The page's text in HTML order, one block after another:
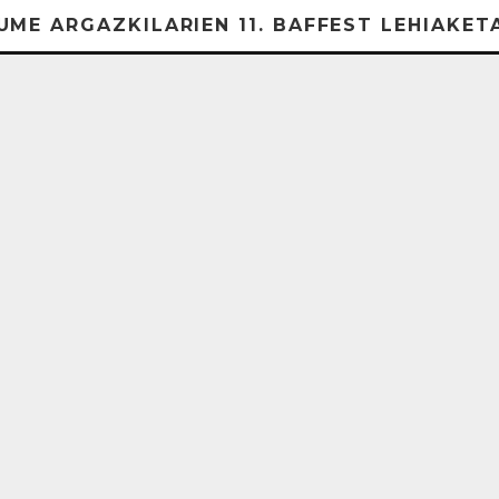
ARGAZKILARIEN 11. BAFFEST